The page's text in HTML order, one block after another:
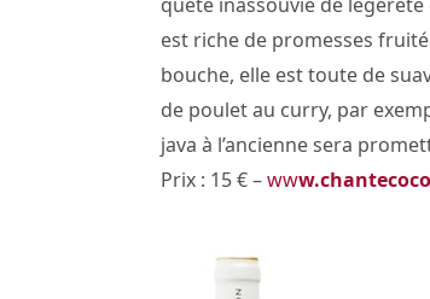
est riche de promesses
bouche, elle est toute de
de poulet au curry, par
java à l’ancienne sera
Prix : 15 € –ww